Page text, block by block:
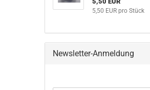
5,50 EUR pro Stück
Newsletter-Anmeldung